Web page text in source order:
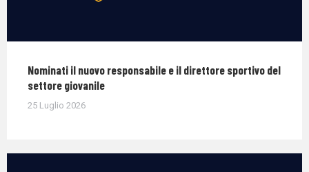
Nominati il nuovo responsabile e il direttore sportivo del
settore giovanile
25 Luglio 2026